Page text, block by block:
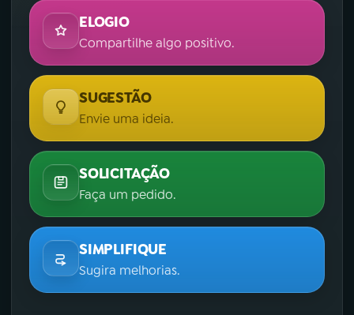
ELOGIO
Compartilhe algo positivo.
SUGESTÃO
Envie uma ideia.
SOLICITAÇÃO
Faça um pedido.
SIMPLIFIQUE
Sugira melhorias.